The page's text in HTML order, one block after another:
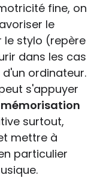
fine, on
le
le stylo (repère
dans les cas
ordinateur.
s'appuyer
surtout,
mettre à
particulier